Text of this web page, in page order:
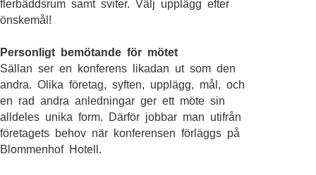
flerbäddsrum samt sviter. Välj upplägg efter
önskemål!
Personligt bemötande för mötet
Sällan ser en konferens likadan ut som den
andra. Olika företag, syften, upplägg, mål, och
en rad andra anledningar ger ett möte sin
alldeles unika form. Därför jobbar man utifrån
företagets behov när konferensen förläggs på
Blommenhof Hotell.